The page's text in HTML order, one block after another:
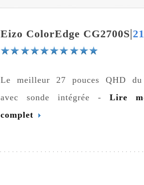
Eizo ColorEdge CG2700S|
Le meilleur 27 pouces QHD du
avec sonde intégrée - Lire
complet